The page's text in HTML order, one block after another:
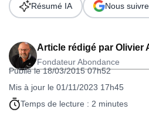
Article rédigé par Olivier
Fondateur Abondance
Publié le 18/03/2015 07h52
Mis à jour le 01/11/2023 17h45
Temps de lecture : 2 minutes
Résumé IA Nous